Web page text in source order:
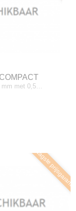
mm met 0,5…
Laagste